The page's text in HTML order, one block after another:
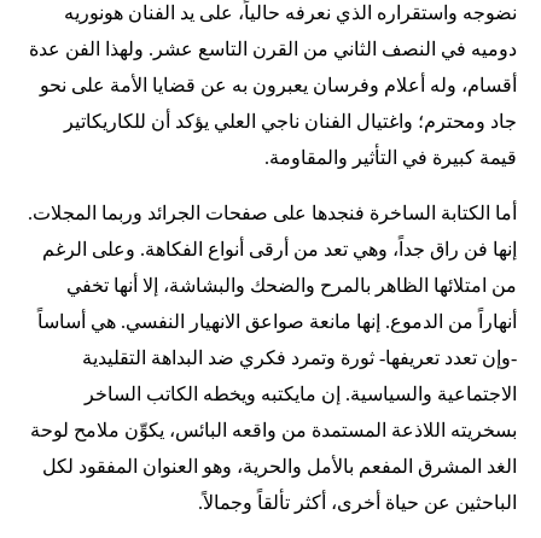
نضوجه واستقراره الذي نعرفه حالياً، على يد الفنان هونوريه
دوميه في النصف الثاني من القرن التاسع عشر. ولهذا الفن عدة
أقسام، وله أعلام وفرسان يعبرون به عن قضايا الأمة على نحو
جاد ومحترم؛ واغتيال الفنان ناجي العلي يؤكد أن للكاريكاتير
قيمة كبيرة في التأثير والمقاومة.
أما الكتابة الساخرة فنجدها على صفحات الجرائد وربما المجلات.
إنها فن راق جداً، وهي تعد من أرقى أنواع الفكاهة. وعلى الرغم
من امتلائها الظاهر بالمرح والضحك والبشاشة، إلا أنها تخفي
أنهاراً من الدموع. إنها مانعة صواعق الانهيار النفسي. هي أساساً
-وإن تعدد تعريفها- ثورة وتمرد فكري ضد البداهة التقليدية
الاجتماعية والسياسية. إن مايكتبه ويخطه الكاتب الساخر
بسخريته اللاذعة المستمدة من واقعه البائس، يكوِّن ملامح لوحة
الغد المشرق المفعم بالأمل والحرية، وهو العنوان المفقود لكل
الباحثين عن حياة أخرى، أكثر تألقاً وجمالاً.